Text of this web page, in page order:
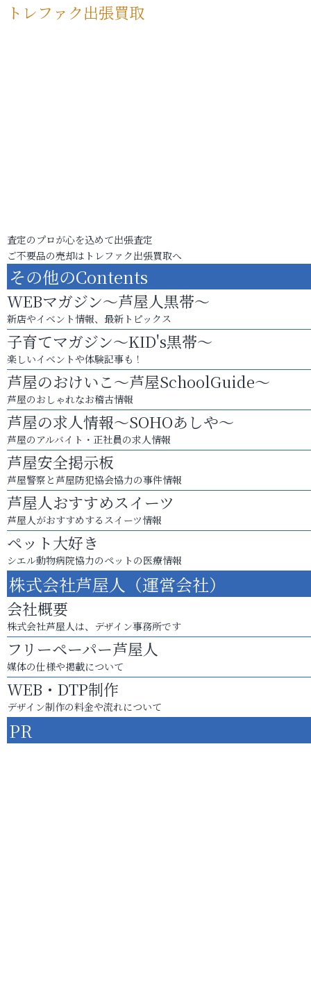
トレファク出張買取
査定のプロが心を込めて出張査定
ご不要品の売却はトレファク出張買取へ
その他のContents
WEBマガジン～芦屋人黒帯～
新店やイベント情報、最新トピックス
子育てマガジン～KID's黒帯～
楽しいイベントや体験記事も！
芦屋のおけいこ～芦屋SchoolGuide～
芦屋のおしゃれなお稽古情報
芦屋の求人情報～SOHOあしや～
芦屋のアルバイト・正社員の求人情報
芦屋安全掲示板
芦屋警察と芦屋防犯協会協力の事件情報
芦屋人おすすめスイーツ
芦屋人がおすすめするスイーツ情報
ペット大好き
シエル動物病院協力のペットの医療情報
株式会社芦屋人（運営会社）
会社概要
株式会社芦屋人は、デザイン事務所です
フリーペーパー芦屋人
媒体の仕様や掲載について
WEB・DTP制作
デザイン制作の料金や流れについて
PR